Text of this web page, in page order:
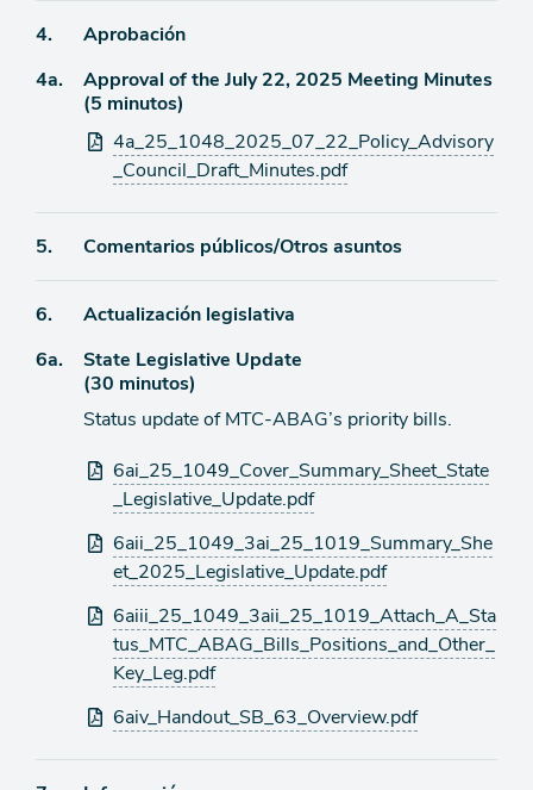
Ítem
de
agenda
4.
Aprobación
Ítem
agenda
4a.
Approval of the July 22, 2025 Meeting Minutes
(5 minutos)
Archivos
adjuntos
4a_25_1048_2025_07_22_Policy_Advisory
_Council_Draft_Minutes.pdf
Ítem
agenda
5. Comentarios públicos/Otros asuntos
Ítem
de
agenda
6.
Actualización legislativa
Ítem
agenda
6a.
State Legislative Update
(30 minutos)
Status update of MTC-ABAG’s priority bills.
Archivos
adjuntos
6ai_25_1049_Cover_Summary_Sheet_State
_Legislative_Update.pdf
6aii_25_1049_3ai_25_1019_Summary_She
et_2025_Legislative_Update.pdf
6aiii_25_1049_3aii_25_1019_Attach_A_Sta
tus_MTC_ABAG_Bills_Positions_and_Other_
Key_Leg.pdf
6aiv_Handout_SB_63_Overview.pdf